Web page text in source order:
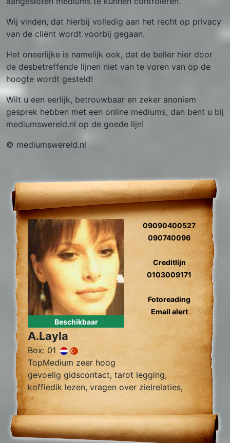
Wij vinden, dat hierbij volledig aan het recht op privacy
van de cliënt wordt voorbij gegaan.
Het oneerlijke is namelijk ook, dat de beller hier door
de desbetreffende lijnen niet van te voren van op de
hoogte wordt gesteld!
Wilt u een eerlijk, betrouwbaar en zeker anoniem
gesprek hebben met een online mediums, dan bent u bij
mediumswereld.nl op de goede lijn!
© mediumswereld.nl
Beschikbaar
09090400527
090740096
Creditlijn
0103009171
Fotoreading
Email alert
A.Layla
Box: 01
TopMedium zeer hoog
gevoelig gidscontact, tarot legging,
koffiedik lezen, vragen over zielrelaties,
werk, financiën wegnemen van blokkades,
relatie herstel